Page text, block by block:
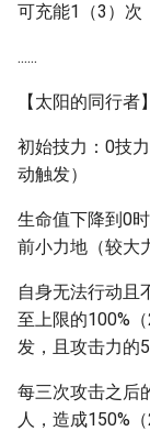
可充能1（3）次
......
【太阳的同行者
初始技力：0技
动触发）
生命值下降到0
前小力地（较大
自身无法行动且
至上限的100%
发，且攻击力的
每三次攻击之后
人，造成150%